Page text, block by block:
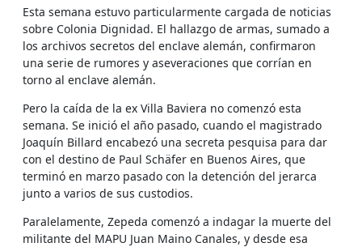
Esta semana estuvo particularmente cargada de noticias
sobre Colonia Dignidad. El hallazgo de armas, sumado a
los archivos secretos del enclave alemán, confirmaron
una serie de rumores y aseveraciones que corrían en
torno al enclave alemán.
Pero la caída de la ex Villa Baviera no comenzó esta
semana. Se inició el año pasado, cuando el magistrado
Joaquín Billard encabezó una secreta pesquisa para dar
con el destino de Paul Schäfer en Buenos Aires, que
terminó en marzo pasado con la detención del jerarca
junto a varios de sus custodios.
Paralelamente, Zepeda comenzó a indagar la muerte del
militante del MAPU Juan Maino Canales, y desde esa